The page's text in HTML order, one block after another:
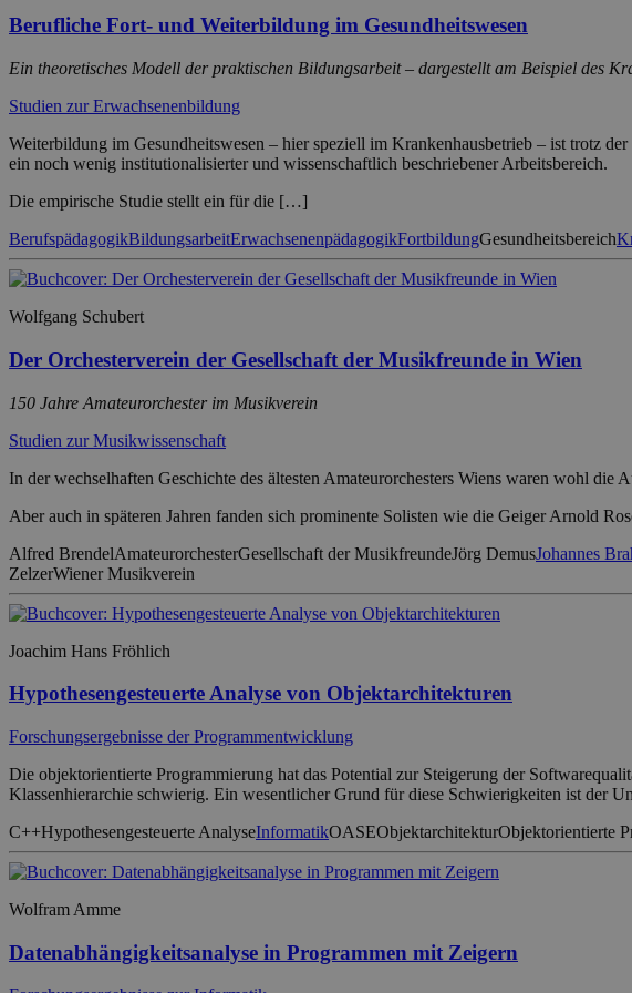
Berufliche Fort- und Weiterbildung im Gesundheitswesen
Ein theoretisches Modell der praktischen Bildungsarbeit – dargestellt am Beispiel des
Studien zur Erwachsenenbildung
Weiterbildung im Gesundheitswesen – hier speziell im Krankenhausbetrieb – ist trotz
ein noch wenig institutionalisierter und wissenschaftlich beschriebener Arbeitsbereich.
Die empirische Studie stellt ein für die […]
BerufspädagogikBildungsarbeitErwachsenenpädagogikFortbildungGesundheitsbereich
Wolfgang Schubert
Der Orchesterverein der Gesellschaft der Musikfreunde in Wien
150 Jahre Amateurorchester im Musikverein
Studien zur Musikwissenschaft
In der wechselhaften Geschichte des ältesten Amateurorchesters Wiens waren wohl
Aber auch in späteren Jahren fanden sich prominente Solisten wie die Geiger Arnold
Alfred BrendelAmateurorchesterGesellschaft der MusikfreundeJörg DemusJohannes
ZelzerWiener Musikverein
Joachim Hans Fröhlich
Hypothesengesteuerte Analyse von Objektarchitekturen
Forschungsergebnisse der Programmentwicklung
Die objektorientierte Programmierung hat das Potential zur Steigerung der
Klassenhierarchie schwierig. Ein wesentlicher Grund für diese Schwierigkeiten ist der
C++Hypothesengesteuerte AnalyseInformatikOASEObjektarchitekturObjektorientierte
Wolfram Amme
Datenabhängigkeitsanalyse in Programmen mit Zeigern